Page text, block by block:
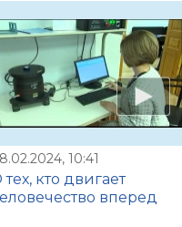
10:41
кто двигает
вперед